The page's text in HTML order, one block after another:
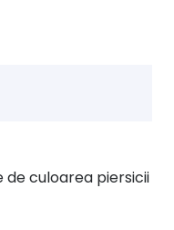
culoarea piersicii